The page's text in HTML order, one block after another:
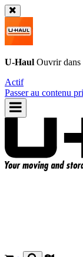
U-Haul Ouvrir dans
Actif
Passer au contenu